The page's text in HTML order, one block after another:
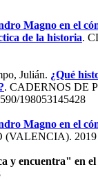
Magno en el
de la historia.
Julián. ¿Qué
. CADERNOS DE
198053145428
Magno en el
(VALENCIA). 2019
y encuentra" en